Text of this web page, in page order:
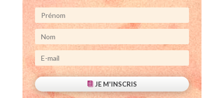
JE M'INSCRIS